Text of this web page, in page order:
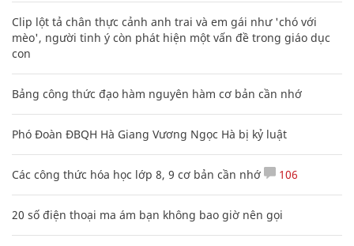
Clip lột tả chân thực cảnh anh trai và em gái như 'chó với
mèo', người tinh ý còn phát hiện một vấn đề trong giáo dục
con
Bảng công thức đạo hàm nguyên hàm cơ bản cần nhớ
Phó Đoàn ĐBQH Hà Giang Vương Ngọc Hà bị kỷ luật
Các công thức hóa học lớp 8, 9 cơ bản cần nhớ 106
20 số điện thoại ma ám bạn không bao giờ nên gọi